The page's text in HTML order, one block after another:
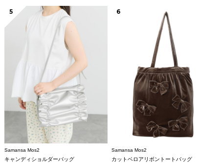
5
Samansa Mos2
キャンディショルダーバッグ
6
Samansa Mos2
カットベロアリボントートバッグ